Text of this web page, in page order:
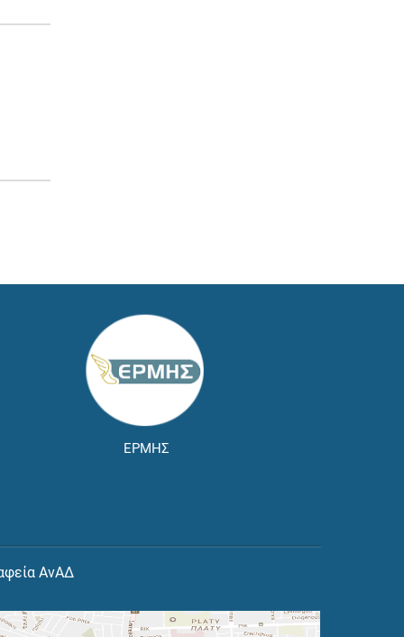
ΕΡΜΗΣ
ΑνΑΔ